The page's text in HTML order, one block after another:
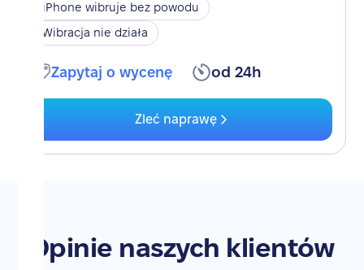
iPhone wibruje bez powodu
Wibracja nie działa
Zapytaj o wycenę od 24h
Zleć naprawę
Opinie naszych klientów